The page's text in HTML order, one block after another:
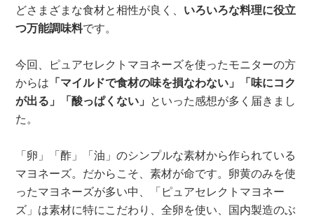
どさまざまな食材と相性が良く、 いろいろな料理に役立
つ万能調味料です。
今回、ピュアセレクトマヨネーズを使ったモニターの方
からは 「マイルドで食材の味を損なわない」「味にコク
が出る」「酸っぱくない」 といった感想が多く届きまし
た。
「卵」「酢」「油」のシンプルな素材から作られている
マヨネーズ。だからこそ、素材が命です。卵黄のみを使
ったマヨネーズが多い中、「ピュアセレクトマヨネー
ズ」は素材に特にこだわり、全卵を使い、国内製造のぶ